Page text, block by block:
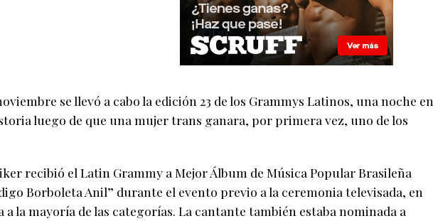
se llevó a cabo la edición 23 de los Grammys Latinos, una noche en
luego de que una mujer trans ganara, por primera vez, uno de los
recibió el Latin Grammy a Mejor Álbum de Música Popular Brasileña
Borboleta Anil” durante el evento previo a la ceremonia televisada, en
a la mayoría de las categorías. La cantante también estaba nominada a